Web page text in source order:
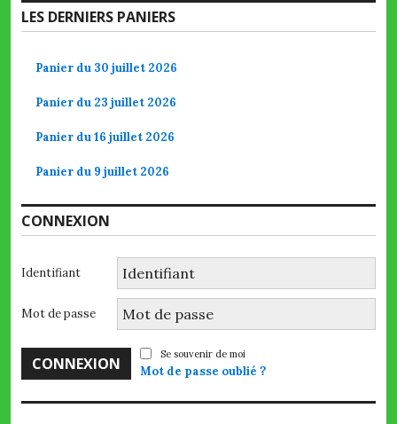
LES DERNIERS PANIERS
Panier du 30 juillet 2026
Panier du 23 juillet 2026
Panier du 16 juillet 2026
Panier du 9 juillet 2026
CONNEXION
Identifiant
Mot de passe
Se souvenir de moi
Mot de passe oublié ?